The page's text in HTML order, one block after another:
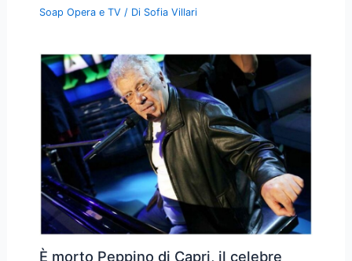
Soap Opera e TV / Di Sofia Villari
È morto Peppino di Capri, il celebre